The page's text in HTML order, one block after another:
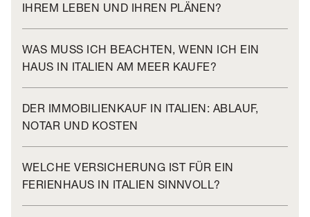
IHREM LEBEN UND IHREN PLÄNEN?
WAS MUSS ICH BEACHTEN, WENN ICH EIN
HAUS IN ITALIEN AM MEER KAUFE?
DER IMMOBILIENKAUF IN ITALIEN: ABLAUF,
NOTAR UND KOSTEN
WELCHE VERSICHERUNG IST FÜR EIN
FERIENHAUS IN ITALIEN SINNVOLL?